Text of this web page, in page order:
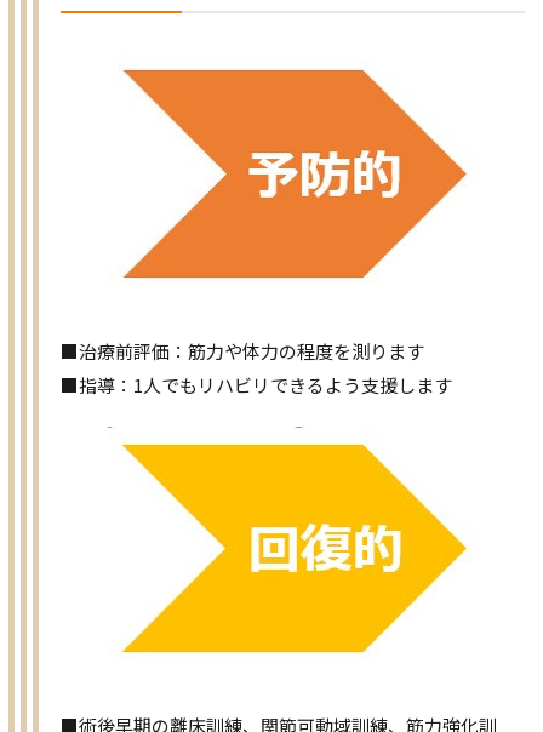
■治療前評価：筋力や体力の程度を測ります
■指導：1人でもリハビリできるよう支援します
■術後早期の離床訓練、関節可動域訓練、筋力強化訓